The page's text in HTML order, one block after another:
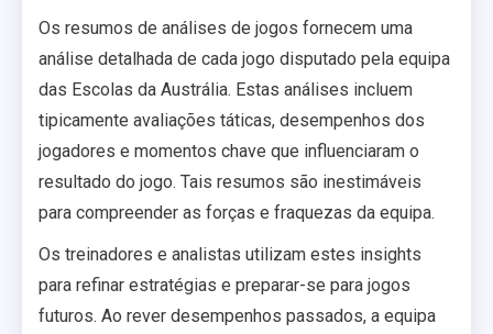
Os resumos de análises de jogos fornecem uma
análise detalhada de cada jogo disputado pela equipa
das Escolas da Austrália. Estas análises incluem
tipicamente avaliações táticas, desempenhos dos
jogadores e momentos chave que influenciaram o
resultado do jogo. Tais resumos são inestimáveis
para compreender as forças e fraquezas da equipa.
Os treinadores e analistas utilizam estes insights
para refinar estratégias e preparar-se para jogos
futuros. Ao rever desempenhos passados, a equipa